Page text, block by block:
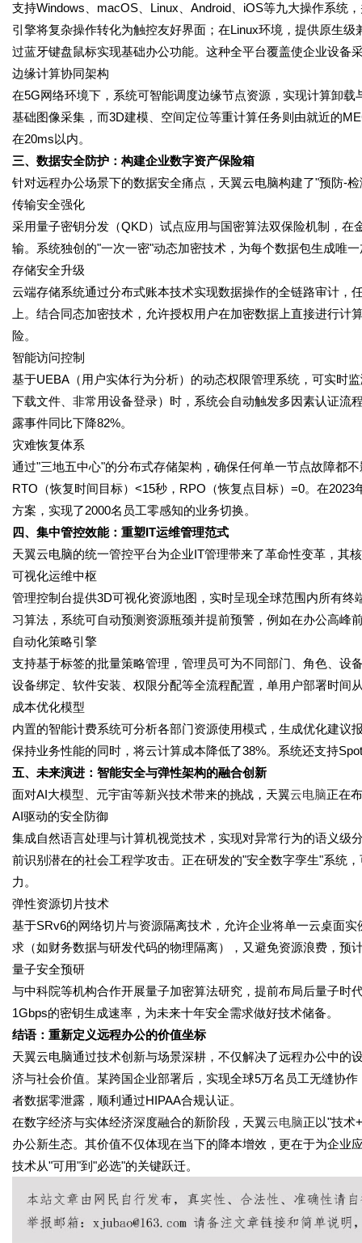
支持Windows、macOS、Linux、Android、iOS等九大操作系统
引擎将复杂操作转化为触控友好界面；在Linux环境，提供原生
过蓝牙键盘鼠标实现基础办公功能。这种全平台覆盖使企业设备
边缘计算协同架构
在5G网络环境下，系统可智能调度边缘节点资源，实现计算卸
基础图像采集，而3D建模、空间定位等重计算任务则由就近的
在20ms以内。
三、数据安全防护：构建企业数字资产保险箱
针对远程办公场景下的数据安全痛点，天翼云电脑构建了"预防-
传输安全强化
采用量子密钥分发（QKD）试点应用与国密算法双保险机制，
输。系统独创的"一次一密"动态加密技术，为每个数据包生成唯
存储安全升级
云端存储系统通过分布式账本技术实现数据操作的全链路审计，
上。结合同态加密技术，允许授权用户在加密数据上直接进行
险。
智能访问控制
基于UEBA（用户实体行为分析）的动态权限管理系统，可实时
下载文件、非常用设备登录）时，系统会自动触发多因素认证流
露事件同比下降82%。
灾难恢复体系
通过"三地五中心"的分布式存储架构，确保任何单一节点故障都
RTO（恢复时间目标）<15秒，RPO（恢复点目标）=0。在
方案，实现了2000名员工零感知的业务切换。
四、集中管控效能：重塑IT运维管理范式
天翼云电脑的统一管控平台为企业IT管理带来了革命性变革，其
可视化运维中枢
管理控制台提供3D可视化资源地图，实时呈现全球范围内所有
习算法，系统可自动预测资源瓶颈并提前预警，例如在办公高峰
自动化策略引擎
支持基于标签的批量策略管理，管理员可为不同部门、角色、设
设备绑定、软件安装、权限分配等全流程配置，单用户部署时间
成本优化模型
内置的智能计费系统可分析各部门资源使用模式，生成优化建
保持业务性能的同时，将云计算成本降低了38%。系统还支持
五、未来演进：智能安全与弹性架构的融合创新
面对AI大模型、元宇宙等新兴技术带来的挑战，天翼云电脑正在
AI驱动的安全防御
集成自然语言处理与计算机视觉技术，实现对异常行为的语义级
前识别潜在的社会工程学攻击。正在研发的"安全数字孪生"系统
力。
弹性资源切片技术
基于SRv6的网络切片与资源隔离技术，允许企业将单一云桌面
求（如财务数据与研发代码的物理隔离），又避免资源浪费，预
量子安全预研
与中科院等机构合作开展量子加密算法研究，提前布局后量子时
1Gbps的密钥生成速率，为未来十年安全需求做好技术储备。
结语：重新定义远程办公的价值坐标
天翼云电脑通过技术创新与场景深耕，不仅解决了远程办公中
济与社会价值。某跨国企业部署后，实现全球5万名员工无缝协
者数据零泄露，顺利通过HIPAA合规认证。
在数字经济与实体经济深度融合的新阶段，天翼云电脑正以"技术
办公新生态。其价值不仅体现在当下的降本增效，更在于为企
技术从"可用"到"必选"的关键跃迁。